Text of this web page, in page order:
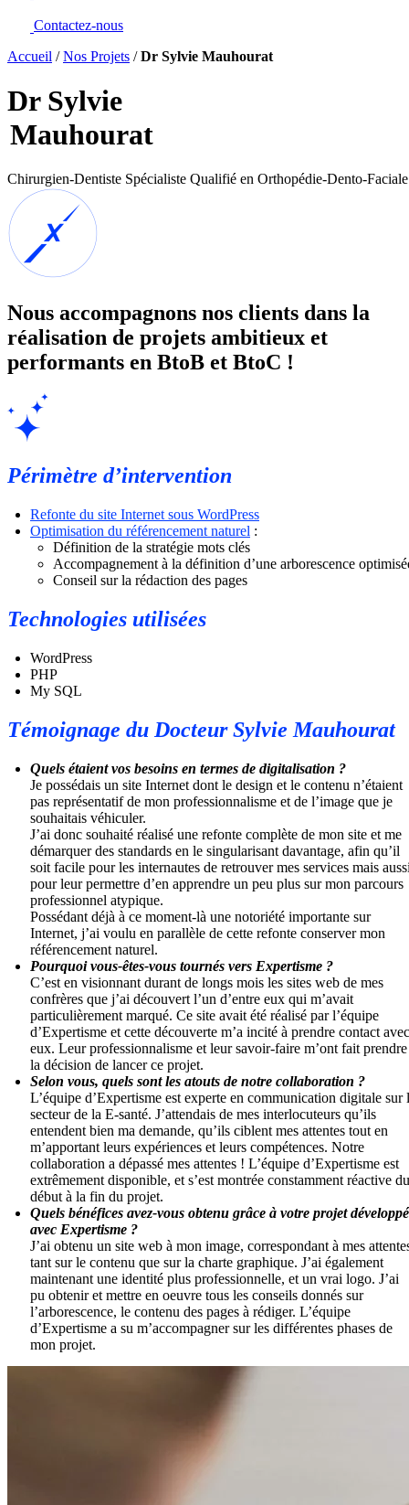
Contactez-nous
Accueil /Nos Projets /Dr Sylvie Mauhourat
Dr Sylvie
Mauhourat
Chirurgien-Dentiste Spécialiste Qualifié en Orthopédie-Dento-Faciale
Nous accompagnons nos clients dans la
réalisation de projets ambitieux et
performants en BtoB et BtoC !
Périmètre d’intervention
Refonte du site Internet sous WordPress
Optimisation du référencement naturel :
Définition de la stratégie mots clés
Accompagnement à la définition d’une arborescence
Conseil sur la rédaction des pages
Technologies utilisées
WordPress
PHP
My SQL
Témoignage du Docteur Sylvie Mauhourat
Quels étaient vos besoins en termes de digitalisation ?
Je possédais un site Internet dont le design et le contenu n’étaient
pas représentatif de mon professionnalisme et de l’image que je
souhaitais véhiculer.
J’ai donc souhaité réalisé une refonte complète de mon site et me
démarquer des standards en le singularisant davantage, afin qu’il
soit facile pour les internautes de retrouver mes services mais
pour leur permettre d’en apprendre un peu plus sur mon parcours
professionnel atypique.
Possédant déjà à ce moment-là une notoriété importante sur
Internet, j’ai voulu en parallèle de cette refonte conserver mon
référencement naturel.
Pourquoi vous-êtes-vous tournés vers Expertisme ?
C’est en visionnant durant de longs mois les sites web de mes
confrères que j’ai découvert l’un d’entre eux qui m’avait
particulièrement marqué. Ce site avait été réalisé par l’équipe
d’Expertisme et cette découverte m’a incité à prendre contact avec
eux. Leur professionnalisme et leur savoir-faire m’ont fait prendre
la décision de lancer ce projet.
Selon vous, quels sont les atouts de notre collaboration ?
L’équipe d’Expertisme est experte en communication digitale sur
secteur de la E-santé. J’attendais de mes interlocuteurs qu’ils
entendent bien ma demande, qu’ils ciblent mes attentes tout en
m’apportant leurs expériences et leurs compétences. Notre
collaboration a dépassé mes attentes ! L’équipe d’Expertisme est
extrêmement disponible, et s’est montrée constamment réactive du
début à la fin du projet.
Quels bénéfices avez-vous obtenu grâce à votre projet développé
avec Expertisme ?
J’ai obtenu un site web à mon image, correspondant à mes
tant sur le contenu que sur la charte graphique. J’ai également
maintenant une identité plus professionnelle, et un vrai logo. J’ai
pu obtenir et mettre en oeuvre tous les conseils donnés sur
l’arborescence, le contenu des pages à rédiger. L’équipe
d’Expertisme a su m’accompagner sur les différentes phases de
mon projet.